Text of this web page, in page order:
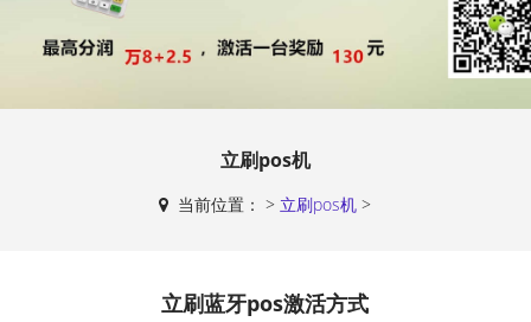
立刷pos机
当前位置：> 立刷pos机 >
立刷蓝牙pos激活方式